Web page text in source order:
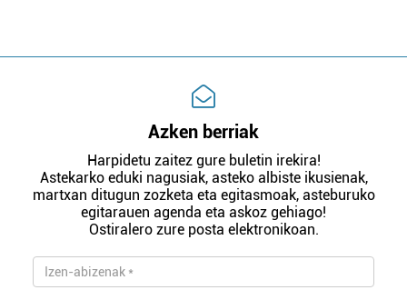
Azken berriak
Harpidetu zaitez gure buletin irekira!
Astekarko eduki nagusiak, asteko albiste ikusienak,
martxan ditugun zozketa eta egitasmoak, asteburuko
egitarauen agenda eta askoz gehiago!
Ostiralero zure posta elektronikoan.